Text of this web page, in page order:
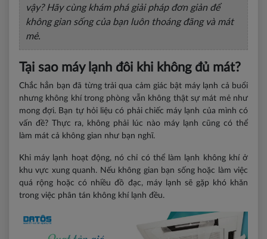
vậy? Hãy cùng khám phá giải pháp đơn giản để
không gian sống của bạn luôn thoáng đãng và mát
mẻ.
Tại sao máy lạnh đôi khi không đủ mát?
Chắc hẳn bạn đã từng trải qua cảm giác bật máy lạnh cả buổi
nhưng không khí trong phòng vẫn không thật sự mát mẻ như
mong đợi. Bạn tự hỏi liệu có phải chiếc máy lạnh của mình có
vấn đề? Thực ra, không phải lúc nào máy lạnh cũng có thể
làm mát cả không gian như bạn nghĩ.
Khi máy lạnh hoạt động, nó chỉ có thể làm lạnh không khí ở
khu vực xung quanh. Nếu không gian bạn sống hoặc làm việc
quá rộng hoặc có nhiều đồ đạc, máy lạnh sẽ gặp khó khăn
trong việc phân tán không khí lạnh đều.